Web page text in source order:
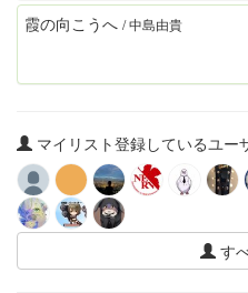
霞の向こうへ / 中島由貴
マイリスト登録しているユー
す